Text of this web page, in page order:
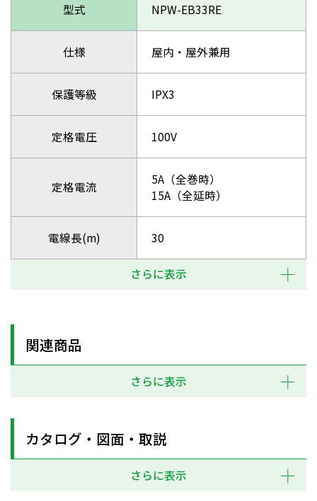
型式 NPW-EB33RE
仕様 屋内・屋外兼用
保護等級 IPX3
定格電圧 100V
定格電流
5A（全巻時）
15A（全延時）
電線長(m) 30
さらに表示
関連商品
さらに表示
カタログ・図面・取説
さらに表示